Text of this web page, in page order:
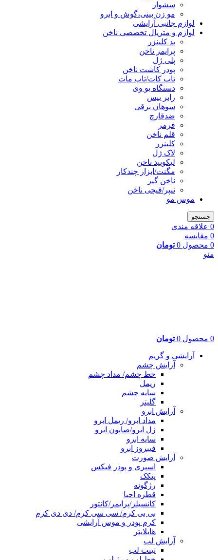
سشوار
مو زن بینی،گوش و ابرو
لوازم جانبی آرایشی
لوازم و متریال تخصصی ناخن
پد کلینزر
پرایمر ناخن
پلی ژل
پودر کاشت ناخن
تاپ کات/تاپ مات
دستگاه یو وی
رابر بیس
سوهان برقی
ضدقارچ
فرمر
قلم ناخن
کلینزر
لاک ژل
لیکوييد ناخن
مگنت/ابزار چندکار
ناخن گیر
نیپر/قیچی ناخن
موس مو
جستجو
0 علاقه مندی
0 مقایسه
0 محصول 0 تومان
منو
0 محصول 0 تومان
آرایشی و گریم
آرایش چشم
خط چشم/ مداد چشم
ریمل
سایه چشم
گلیتر
آرایش ابرو
مداد ابرو/ ریمل ابرو
ژل ابرو/صابون ابرو
سایه ابرو
فیبروز ابرو
آرایش صورت
اسپری و پودر فیکس
پنکک
رژگونه
قطره احیا
کانسیلر/پرایمر/کانتور
بی بی کرم/ سی سی کرم/ دی دی کرم
کرم پودر و موس آرایشی
هایلایتر
آرایش لب
تینت لب